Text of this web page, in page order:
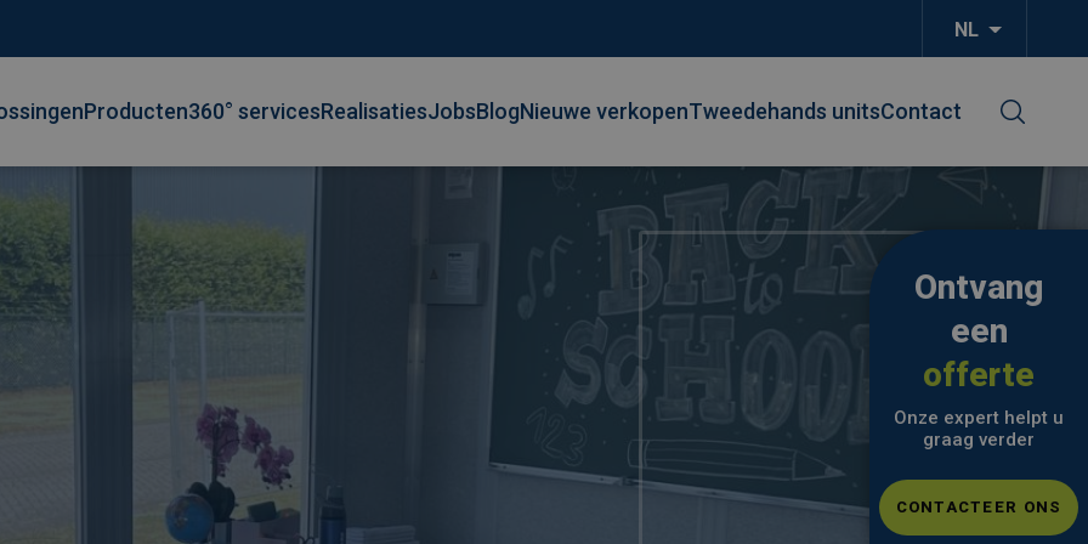
NL
Producten360° servicesRealisatiesJobsBlogNieuwe verkopenTweedehands unitsContact
Ontvang
een
offerte
Onze expert helpt u
graag verder
CONTACTEER ONS